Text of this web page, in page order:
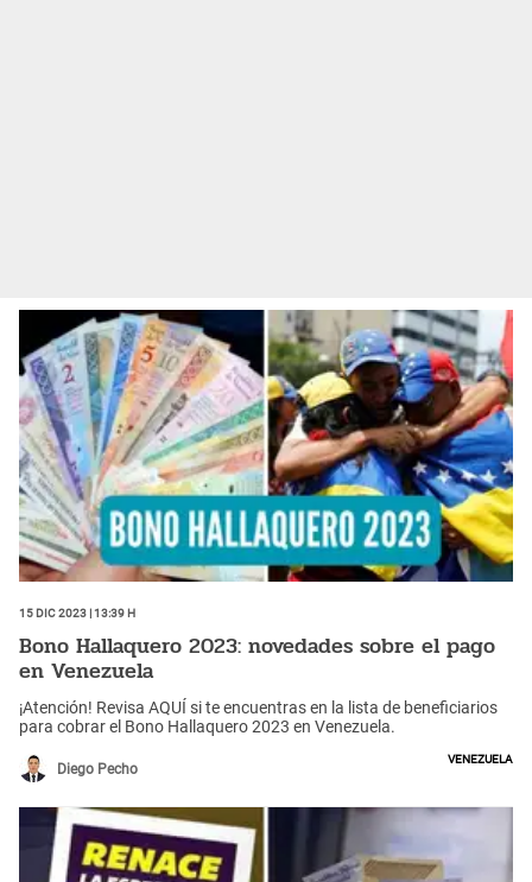
15 Dic 2023 | 13:39 h
Bono Hallaquero 2023: novedades sobre el pago
en Venezuela
¡Atención! Revisa AQUÍ si te encuentras en la lista de beneficiarios
para cobrar el Bono Hallaquero 2023 en Venezuela.
Diego Pecho
Venezuela